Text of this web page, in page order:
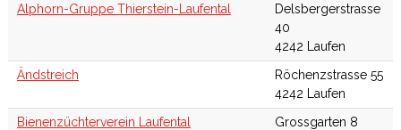
Alphorn-Gruppe Thierstein-Laufental
Delsbergerstrasse
40
4242 Laufen
Ändstreich
Röchenzstrasse 55
4242 Laufen
Bienenzüchterverein Laufental
Grossgarten 8